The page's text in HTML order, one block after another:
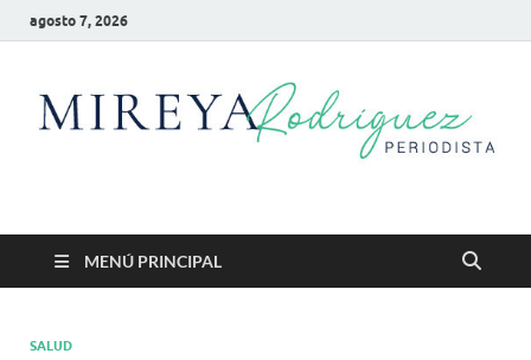
agosto 7, 2026
Mireya Rodriguez
MENÚ PRINCIPAL
SALUD